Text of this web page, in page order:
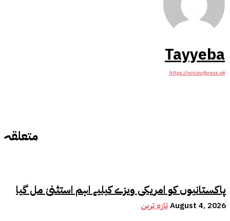
متعلقہ
پاکستانیوں کو امریکی ویزے کیلیے اہم استثنیٰ مل گیا
تازہ ترینAugust 4, 2026
Tayyeba
https://voiceofpress.pk